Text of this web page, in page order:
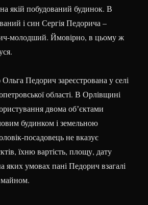
якій побудований будинок. В
і син Сергія Педорича –
молодший. Ймовірно, в цьому ж
Педорич зареєстрована у селі
області. В Орлівщині
двома обʼєктами
будинком і земельною
посадовець не вказує
їхню вартість, площу, дату
яких умовах пані Педорич взагалі
майном.